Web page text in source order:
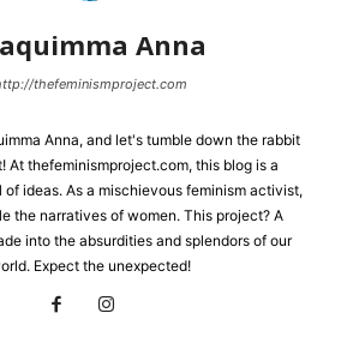
Anna
thefeminismproject.com
Anna, and let's tumble down the rabbit
At thefeminismproject.com, this blog is a
ideas. As a mischievous feminism activist,
the narratives of women. This project? A
into the absurdities and splendors of our
Expect the unexpected!